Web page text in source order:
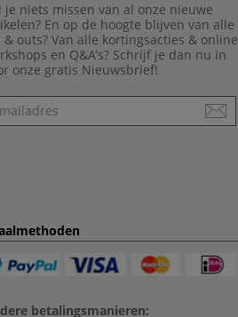
je niets missen van al onze nieuwe
En op de hoogte blijven van alle
& outs? Van alle kortingsacties & online
en Q&A’s? Schrijf je dan nu in
onze gratis Nieuwsbrief!
betalingsmanieren: